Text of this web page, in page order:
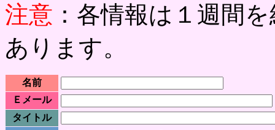
注意 ：各情報は１週間
あります。
名前
Ｅメール
タイトル